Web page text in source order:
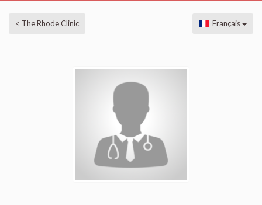
< The Rhode Clinic Français